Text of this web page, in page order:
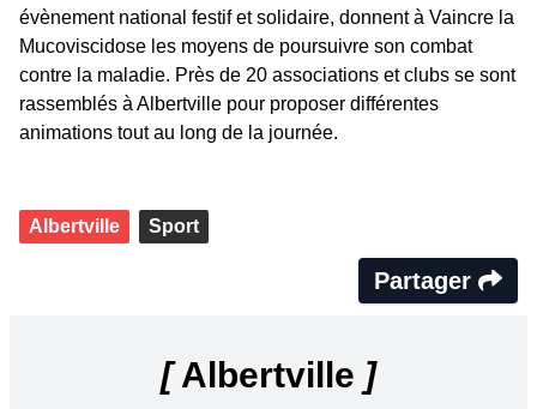
évènement national festif et solidaire, donnent à Vaincre la
Mucoviscidose les moyens de poursuivre son combat
contre la maladie. Près de 20 associations et clubs se sont
rassemblés à Albertville pour proposer différentes
animations tout au long de la journée.
Albertville Sport
Partager
[Albertville ]